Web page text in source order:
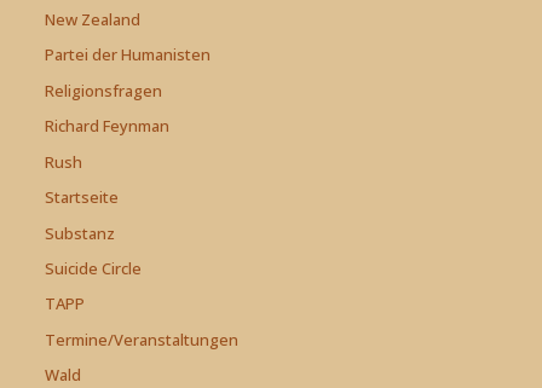
New Zealand
Partei der Humanisten
Religionsfragen
Richard Feynman
Rush
Startseite
Substanz
Suicide Circle
TAPP
Termine/Veranstaltungen
Wald